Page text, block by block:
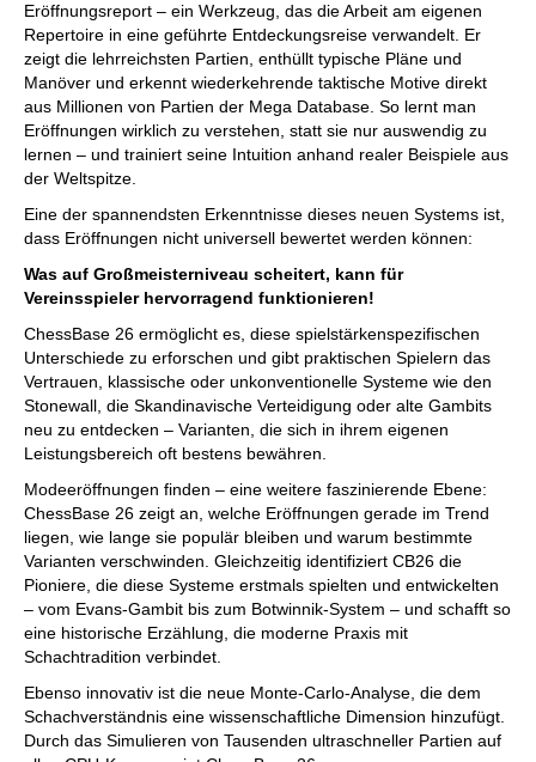
Eröffnungsreport – ein Werkzeug, das die Arbeit am eigenen
Repertoire in eine geführte Entdeckungsreise verwandelt. Er
zeigt die lehrreichsten Partien, enthüllt typische Pläne und
Manöver und erkennt wiederkehrende taktische Motive direkt
aus Millionen von Partien der Mega Database. So lernt man
Eröffnungen wirklich zu verstehen, statt sie nur auswendig zu
lernen – und trainiert seine Intuition anhand realer Beispiele aus
der Weltspitze.
Eine der spannendsten Erkenntnisse dieses neuen Systems ist,
dass Eröffnungen nicht universell bewertet werden können:
Was auf Großmeisterniveau scheitert, kann für
Vereinsspieler hervorragend funktionieren!
ChessBase 26 ermöglicht es, diese spielstärkenspezifischen
Unterschiede zu erforschen und gibt praktischen Spielern das
Vertrauen, klassische oder unkonventionelle Systeme wie den
Stonewall, die Skandinavische Verteidigung oder alte Gambits
neu zu entdecken – Varianten, die sich in ihrem eigenen
Leistungsbereich oft bestens bewähren.
Modeeröffnungen finden – eine weitere faszinierende Ebene:
ChessBase 26 zeigt an, welche Eröffnungen gerade im Trend
liegen, wie lange sie populär bleiben und warum bestimmte
Varianten verschwinden. Gleichzeitig identifiziert CB26 die
Pioniere, die diese Systeme erstmals spielten und entwickelten
– vom Evans-Gambit bis zum Botwinnik-System – und schafft so
eine historische Erzählung, die moderne Praxis mit
Schachtradition verbindet.
Ebenso innovativ ist die neue Monte-Carlo-Analyse, die dem
Schachverständnis eine wissenschaftliche Dimension hinzufügt.
Durch das Simulieren von Tausenden ultraschneller Partien auf